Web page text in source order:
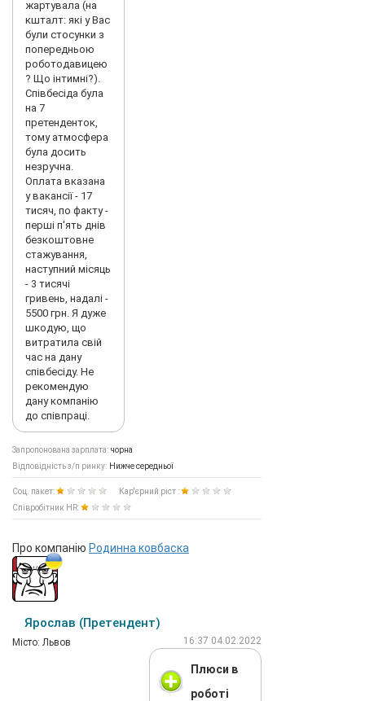
жартувала (на
кшталт: які у Вас
були стосунки з
попередньою
роботодавицею
? Що інтимні?).
Співбесіда була
на 7
претенденток,
тому атмосфера
була досить
незручна.
Оплата вказана
у вакансії - 17
тисяч, по факту -
перші п'ять днів
безкоштовне
стажування,
наступний місяць
- 3 тисячі
гривень, надалі -
5500 грн. Я дуже
шкодую, що
витратила свій
час на дану
співбесіду. Не
рекомендую
дану компанію
до співпраці.
Запропонована зарплата: чорна
Відповідність з/п ринку: Нижче середньої
Соц. пакет:
Кар'єрний ріст :
Співробітник HR:
Про компанію Родинна ковбаска
Ярослав (Претендент)
Мiсто: Львов 16:37 04.02.2022
Плюси в
роботі